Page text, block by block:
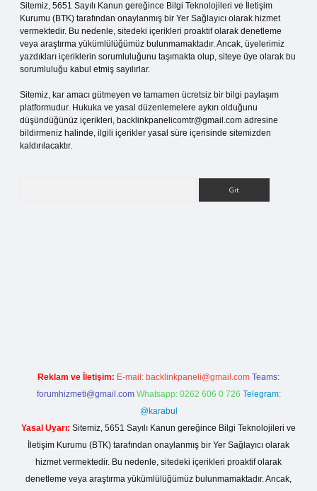
Sitemiz, 5651 Sayılı Kanun gereğince Bilgi Teknolojileri ve İletişim
Kurumu (BTK) tarafından onaylanmış bir Yer Sağlayıcı olarak hizmet
vermektedir. Bu nedenle, sitedeki içerikleri proaktif olarak denetleme
veya araştırma yükümlülüğümüz bulunmamaktadır. Ancak, üyelerimiz
yazdıkları içeriklerin sorumluluğunu taşımakta olup, siteye üye olarak bu
sorumluluğu kabul etmiş sayılırlar.
Sitemiz, kar amacı gütmeyen ve tamamen ücretsiz bir bilgi paylaşım
platformudur. Hukuka ve yasal düzenlemelere aykırı olduğunu
düşündüğünüz içerikleri, backlinkpanelicomtr@gmail.com adresine
bildirmeniz halinde, ilgili içerikler yasal süre içerisinde sitemizden
kaldırılacaktır.
Reklam ve İletişim: E-mail: backlinkpaneli@gmail.com Teams:
forumhizmeti@gmail.com Whatsapp: 0262 606 0 726 Telegram:
@karabul
Yasal Uyarı: Sitemiz, 5651 Sayılı Kanun gereğince Bilgi Teknolojileri ve
İletişim Kurumu (BTK) tarafından onaylanmış bir Yer Sağlayıcı olarak
hizmet vermektedir. Bu nedenle, sitedeki içerikleri proaktif olarak
denetleme veya araştırma yükümlülüğümüz bulunmamaktadır. Ancak,